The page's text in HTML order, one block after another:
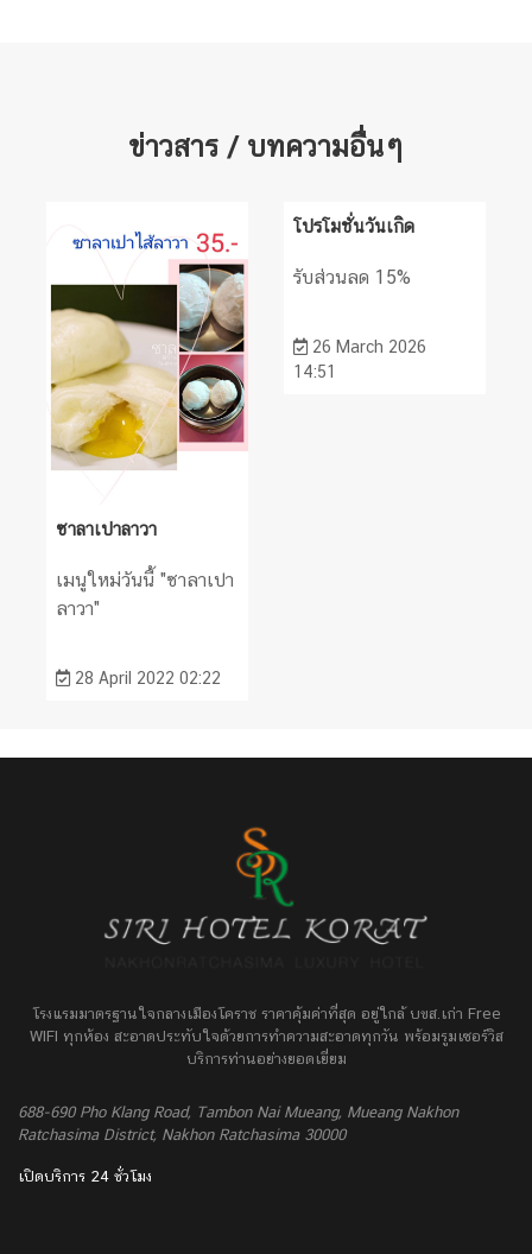
ข่าวสาร / บทความอื่นๆ
ซาลาเปาลาวา
เมนูใหม่วันนี้ "ซาลาเปา
ลาวา"
28 April 2022 02:22
โปรโมชั่นวันเกิด
รับส่วนลด 15%
26 March 2026
14:51
โรงแรมมาตรฐานใจกลางเมืองโคราช ราคาคุ้มค่าที่สุด อยู่ใกล้ บขส.เก่า Free
WIFI ทุกห้อง สะอาดประทับใจด้วยการทำความสะอาดทุกวัน พร้อมรูมเซอร์วิส
บริการท่านอย่างยอดเยี่ยม
688-690 Pho Klang Road, Tambon Nai Mueang, Mueang Nakhon
Ratchasima District, Nakhon Ratchasima 30000
เปิดบริการ 24 ชั่วโมง